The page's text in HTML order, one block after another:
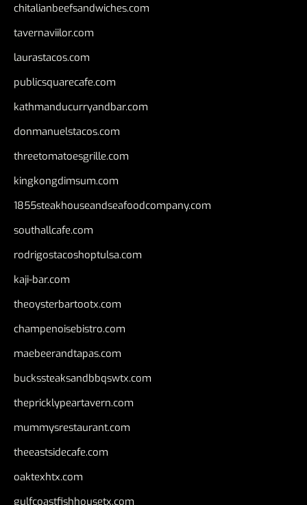
chitalianbeefsandwiches.com
tavernaviilor.com
laurastacos.com
publicsquarecafe.com
kathmanducurryandbar.com
donmanuelstacos.com
threetomatoesgrille.com
kingkongdimsum.com
1855steakhouseandseafoodcompany.com
southallcafe.com
rodrigostacoshoptulsa.com
kaji-bar.com
theoysterbartootx.com
champenoisebistro.com
maebeerandtapas.com
buckssteaksandbbqswtx.com
thepricklypeartavern.com
mummysrestaurant.com
theeastsidecafe.com
oaktexhtx.com
gulfcoastfishhousetx.com